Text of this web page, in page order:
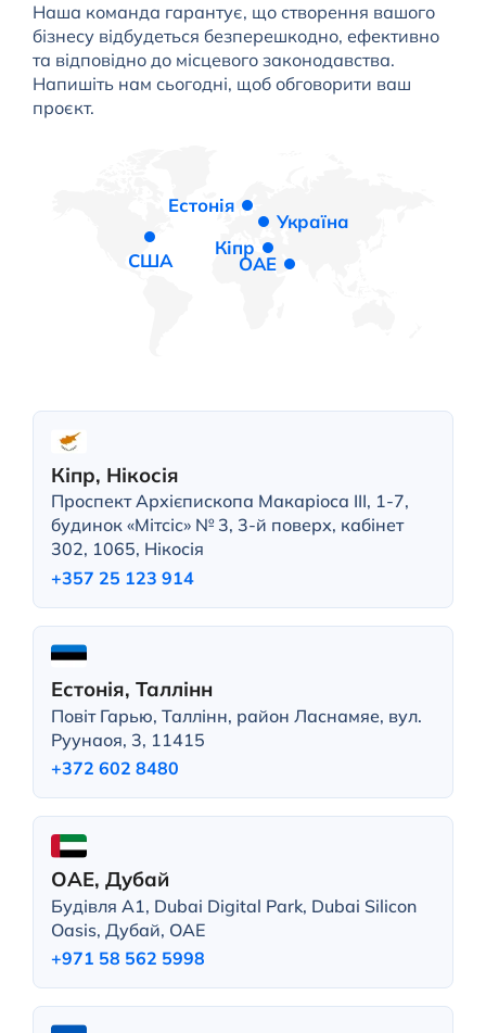
Наша команда гарантує, що створення вашого
бізнесу відбудеться безперешкодно, ефективно
та відповідно до місцевого законодавства.
Напишіть нам сьогодні, щоб обговорити ваш
проєкт.
Естонія
Україна
Кіпр
ОАЕ
США
Кіпр, Нікосія
Проспект Архієпископа Макаріоса III, 1-7,
будинок «Мітсіс» № 3, 3-й поверх, кабінет
302, 1065, Нікосія
+357 25 123 914
Естонія, Таллінн
Повіт Гарью, Таллінн, район Ласнамяе, вул.
Руунаоя, 3, 11415
+372 602 8480
ОАЕ, Дубай
Будівля A1, Dubai Digital Park, Dubai Silicon
Oasis, Дубай, ОАЕ
+971 58 562 5998